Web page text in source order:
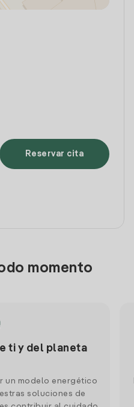
Reservar cita
momento
ti y del planeta
un modelo energético
soluciones de